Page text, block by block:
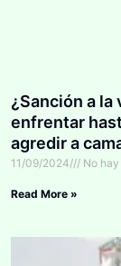
¿Sanción a
enfrentar
agredir a
11/09/2024 No
Read More »